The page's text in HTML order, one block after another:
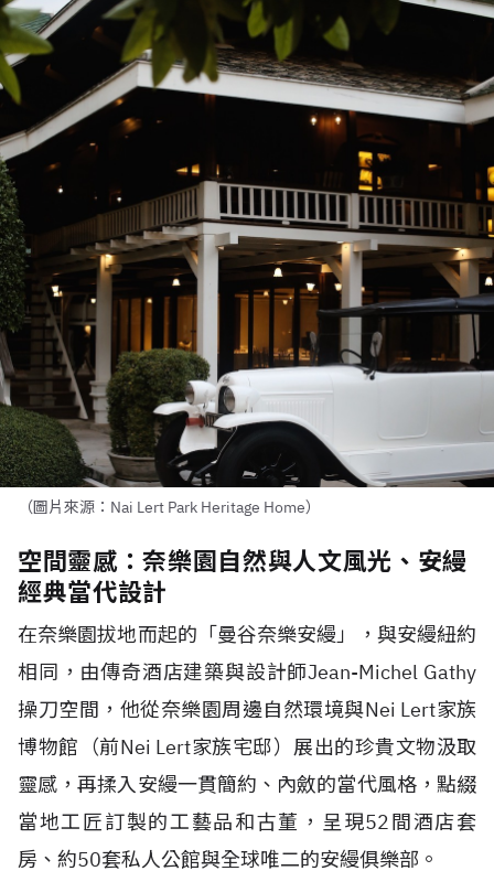
（圖片來源：Nai Lert Park Heritage Home）
空間靈感：奈樂園自然與人文風光、安縵
經典當代設計
在奈樂園拔地而起的「曼谷奈樂安縵」，與安縵紐約
相同，由傳奇酒店建築與設計師Jean-Michel Gathy
操刀空間，他從奈樂園周邊自然環境與Nei Lert家族
博物館（前Nei Lert家族宅邸）展出的珍貴文物汲取
靈感，再揉入安縵一貫簡約、內斂的當代風格，點綴
當地工匠訂製的工藝品和古董，呈現52間酒店套
房、約50套私人公館與全球唯二的安縵俱樂部。